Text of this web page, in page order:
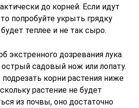
до корней. Если идут
попробуйте укрыть грядку
теплее и не так сыро.
экстренного дозревания лука.
садовый нож или лопату.
корни растения ниже
растение не будет
из почвы, оно достаточно